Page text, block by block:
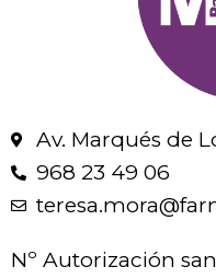
Av. Marqués de
968 23 49 06
Nº Autorización